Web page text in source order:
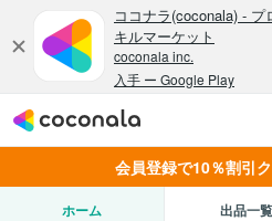
会員登録で10％割引
ホーム 出品一覧